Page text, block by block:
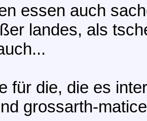
essen auch
landes, als
für die, die es
grossarth-